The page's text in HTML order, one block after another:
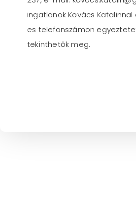
ingatlanok Kovács
es telefonszámon
tekinthetők meg.